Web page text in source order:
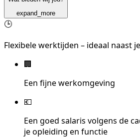
expand_more
🕒
Flexibele werktijden – ideaal naast
🏢
Een fijne werkomgeving
💶
Een goed salaris volgens de
je opleiding en functie